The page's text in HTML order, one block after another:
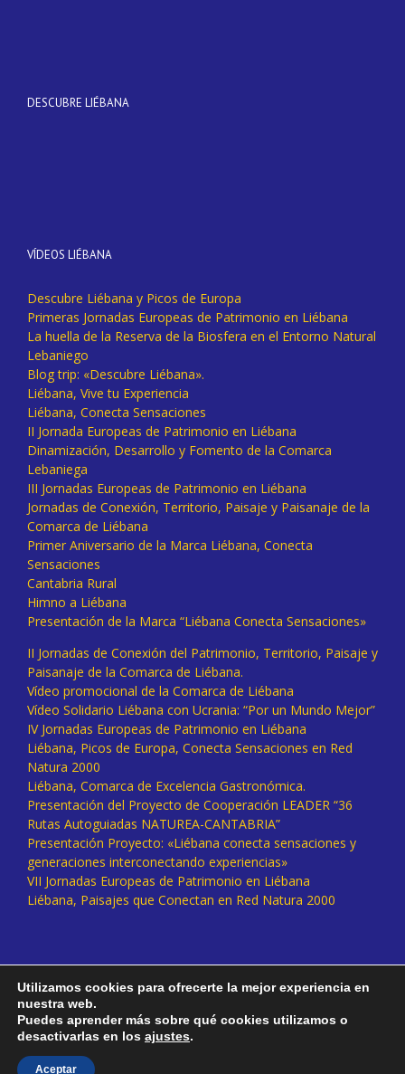
DESCUBRE LIÉBANA
VÍDEOS LIÉBANA
Descubre Liébana y Picos de Europa
Primeras Jornadas Europeas de Patrimonio en Liébana
La huella de la Reserva de la Biosfera en el Entorno Natural
Lebaniego
Blog trip: «Descubre Liébana».
Liébana, Vive tu Experiencia
Liébana, Conecta Sensaciones
II Jornada Europeas de Patrimonio en Liébana
Dinamización, Desarrollo y Fomento de la Comarca
Lebaniega
III Jornadas Europeas de Patrimonio en Liébana
Jornadas de Conexión, Territorio, Paisaje y Paisanaje de la
Comarca de Liébana
Primer Aniversario de la Marca Liébana, Conecta
Sensaciones
Cantabria Rural
Himno a Liébana
Presentación de la Marca “Liébana Conecta Sensaciones»
II Jornadas de Conexión del Patrimonio, Territorio, Paisaje y
Paisanaje de la Comarca de Liébana.
Vídeo promocional de la Comarca de Liébana
Vídeo Solidario Liébana con Ucrania: “Por un Mundo Mejor”
IV Jornadas Europeas de Patrimonio en Liébana
Liébana, Picos de Europa, Conecta Sensaciones en Red
Natura 2000
Liébana, Comarca de Excelencia Gastronómica.
Presentación del Proyecto de Cooperación LEADER “36
Rutas Autoguiadas NATUREA-CANTABRIA”
Presentación Proyecto: «Liébana conecta sensaciones y
generaciones interconectando experiencias»
VII Jornadas Europeas de Patrimonio en Liébana
Liébana, Paisajes que Conectan en Red Natura 2000
Utilizamos cookies para ofrecerte la mejor experiencia en
nuestra web.
Puedes aprender más sobre qué cookies utilizamos o
desactivarlas en los ajustes.
Aceptar